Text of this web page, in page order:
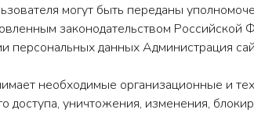
могут быть переданы
законодательством Российской
персональных данных Администрация
необходимые организационные и
доступа, уничтожения, изменения,